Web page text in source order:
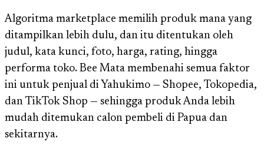
Algoritma marketplace memilih produk mana yang
ditampilkan lebih dulu, dan itu ditentukan oleh
judul, kata kunci, foto, harga, rating, hingga
performa toko. Bee Mata membenahi semua faktor
ini untuk penjual di Yahukimo — Shopee, Tokopedia,
dan TikTok Shop — sehingga produk Anda lebih
mudah ditemukan calon pembeli di Papua dan
sekitarnya.